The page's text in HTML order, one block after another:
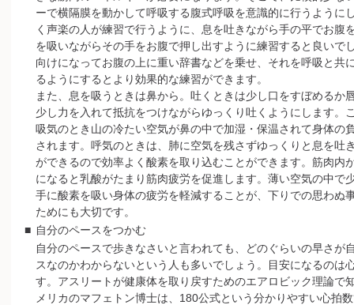
ーで横隔膜を動かして呼吸する腹式呼吸を意識的に行うように
く声楽の人が練習で行うように、息を吐きながら手の平でお腹
を吸いながらその手をお腹で押し出すように練習すると良いで
向けになってお腹の上に重い辞書などを乗せ、それを呼吸と共
るようにするとより効果的な練習ができます。
また、息を吸うときは鼻から。吐くときは少し口をすぼめるか
少し力を入れて抵抗をつけながらゆっくり吐くようにします。
吸気のとき山の冷たい空気が鼻の中で加湿・保温されて身体の
されます。呼気のときは、肺に空気を残さずゆっくりと息を吐
ができるので効率よく酸素を取り込むことができます。筋肉内
になると乳酸がたまり筋肉疲労を促進します。薄い空気の中で
手に酸素を吸い身体の疲労を軽減することが、下りでの思わぬ
ためにも大切です。
■ 自分のペースをつかむ
自分のペースで歩きなさいと言われても、どのぐらいの早さが
スなのかわからないという人も多いでしょう。目安になるのは
す。アスリートが健康体を取り戻すためのエアロビック理論で
メリカのマフェトン博士は、180公式という分かりやすい心拍